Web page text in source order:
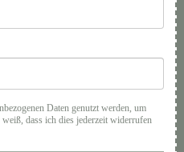
Daten genutzt werden, um
dass ich dies jederzeit widerrufen